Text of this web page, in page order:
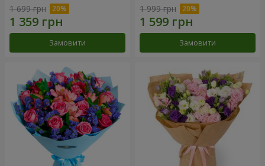
1 699 грн
Замовити
1 999 грн
Замовити